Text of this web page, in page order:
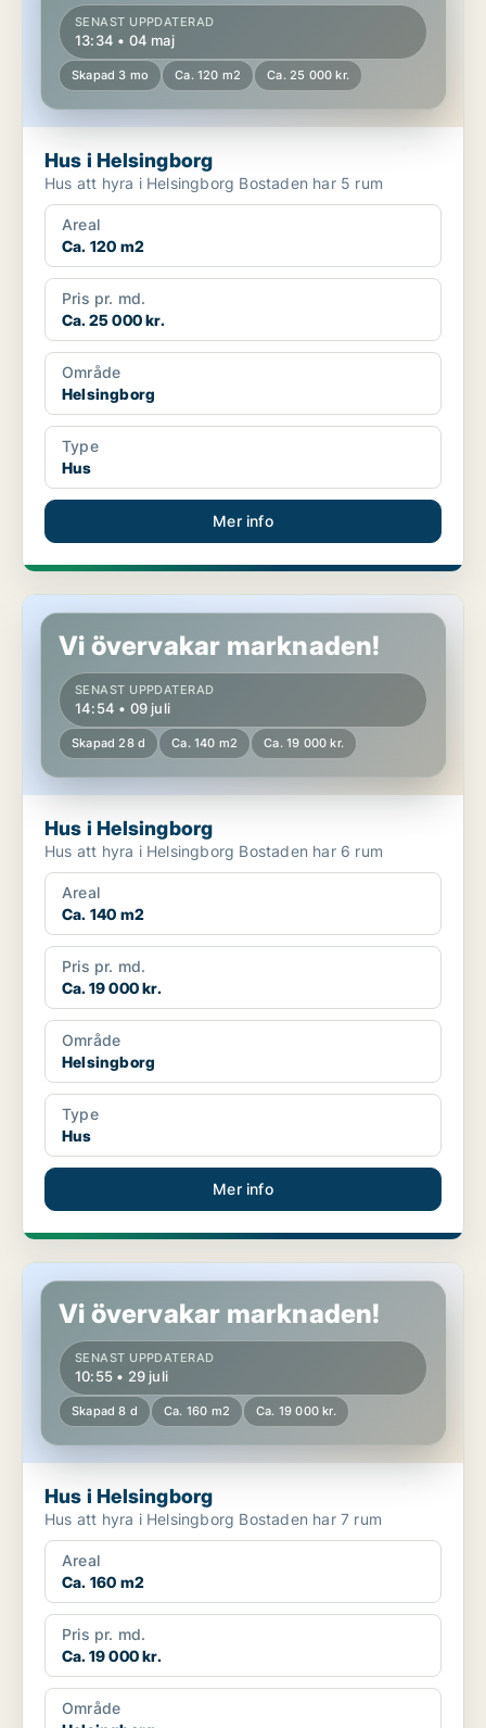
SENAST UPPDATERAD
13:34 • 04 maj
Skapad 3 mo Ca. 120 m2 Ca. 25 000 kr.
Hus i Helsingborg
Hus att hyra i Helsingborg Bostaden har 5 rum
Areal
Ca. 120 m2
Pris pr. md.
Ca. 25 000 kr.
Område
Helsingborg
Type
Hus
Mer info
Hus i Helsingborg
Vi övervakar marknaden!
SENAST UPPDATERAD
14:54 • 09 juli
Skapad 28 d Ca. 140 m2 Ca. 19 000 kr.
Hus i Helsingborg
Hus att hyra i Helsingborg Bostaden har 6 rum
Areal
Ca. 140 m2
Pris pr. md.
Ca. 19 000 kr.
Område
Helsingborg
Type
Hus
Mer info
Hus i Helsingborg
Vi övervakar marknaden!
SENAST UPPDATERAD
10:55 • 29 juli
Skapad 8 d Ca. 160 m2 Ca. 19 000 kr.
Hus i Helsingborg
Hus att hyra i Helsingborg Bostaden har 7 rum
Areal
Ca. 160 m2
Pris pr. md.
Ca. 19 000 kr.
Område